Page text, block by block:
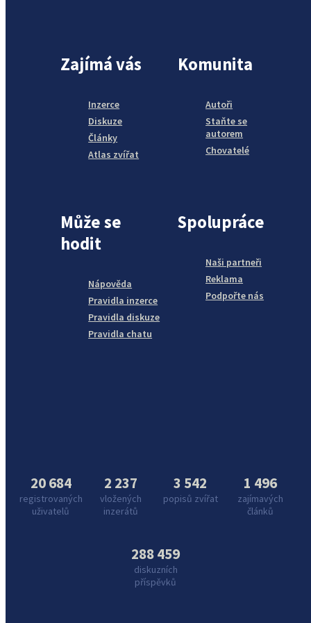
Zajímá vás
Inzerce
Diskuze
Články
Atlas zvířat
Komunita
Autoři
Staňte se
autorem
Chovatelé
Může se
hodit
Nápověda
Pravidla inzerce
Pravidla diskuze
Pravidla chatu
Spolupráce
Naši partneři
Reklama
Podpořte nás
20 684
registrovaných
uživatelů
2 237
vložených
inzerátů
3 542
popisů zvířat
1 496
zajímavých
článků
288 459
diskuzních
příspěvků